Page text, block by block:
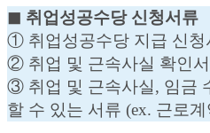
◼︎ 취업성공수당 신청서류
① 취업성공수당 지급 신청
② 취업 및 근속사실 확인
③ 취업 및 근속사실, 임금
할 수 있는 서류 (ex. 근로